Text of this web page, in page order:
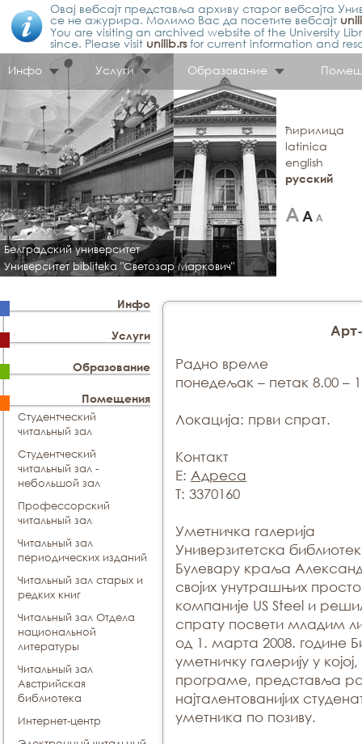
Овај вебсајт представља архиву старог вебсајта
се не ажурира. Молимо Вас да посетите вебсајт
You are visiting an archived website of the University
since. Please visit unilib.rsfor current information and
Инфо
Услуги Образование
Белградский университет
Университет bibliteka "Светозар Маркович"
ћирилица
latinica
english
русский
Инфо
Услуги
Образование
Помещения
Студентческий
читальный зал
Студентческий
читальный зал -
небольшой зал
Профессорский
читальный зал
Читальный зал
периодических изданий
Читальный зал старых и
редких книг
Читальный зал Отдела
национальной
литературы
Читальный зал
Aвстрийская
библиотека
Интернет-центр
Радно време
понедељак – петак 8.00 –
Локација: први спрат.
Контакт
E: Адреса
T: 3370160
Уметничка галерија
Универзитетска
Булевару краља
својих унутрашњих
компаније US Steel и
спрату посвети младим
од 1. марта 2008. годинe
уметничку галерију у
програме, представљa
најталентованијих
уметника по позиву.